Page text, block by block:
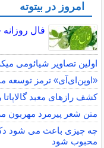
امروز در بیتوته
فال روزانه -
اولین تصاویر شیائومی میکس
«اوپن‌ای‌آی» ترمز توسعه
کشف رازهای معبد گالاپاتا
متن شعر پیرمرد مهربون
چه چیزی باعث می شود
محبوب شود